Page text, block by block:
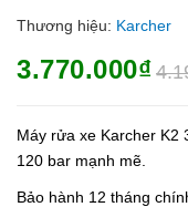
Thương hiệu: Karcher
3.770.000₫
Máy rửa xe Karcher K2
120 bar mạnh mẽ.
Bảo hành 12 tháng